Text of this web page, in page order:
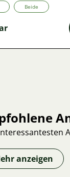
Beide
anzeigen